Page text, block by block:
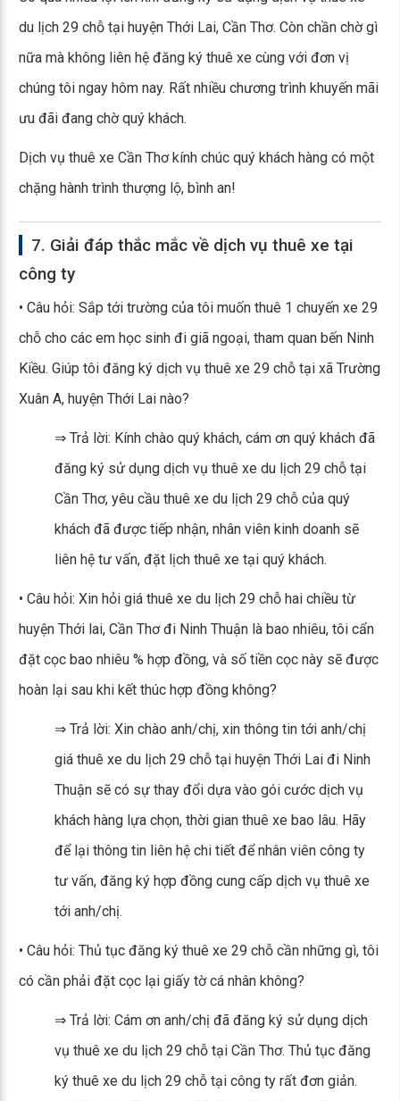
du lịch 29 chỗ tại huyện Thới Lai, Cần Thơ. Còn chần chờ gì
nữa mà không liên hệ đăng ký thuê xe cùng với đơn vị
chúng tôi ngay hôm nay. Rất nhiều chương trình khuyến mãi
ưu đãi đang chờ quý khách.
Dịch vụ thuê xe Cần Thơ kính chúc quý khách hàng có một
chặng hành trình thượng lộ, bình an!
7. Giải đáp thắc mắc về dịch vụ thuê xe tại
công ty
• Câu hỏi: Sắp tới trường của tôi muốn thuê 1 chuyến xe 29
chỗ cho các em học sinh đi giã ngoại, tham quan bến Ninh
Kiều. Giúp tôi đăng ký dịch vụ thuê xe 29 chỗ tại xã Trường
Xuân A, huyện Thới Lai nào?
⇒ Trả lời: Kính chào quý khách, cám ơn quý khách đã
đăng ký sử dụng dịch vụ thuê xe du lịch 29 chỗ tại
Cần Thơ, yêu cầu thuê xe du lịch 29 chỗ của quý
khách đã được tiếp nhận, nhân viên kinh doanh sẽ
liên hệ tư vấn, đặt lịch thuê xe tại quý khách.
• Câu hỏi: Xin hỏi giá thuê xe du lịch 29 chỗ hai chiều từ
huyện Thới lai, Cần Thơ đi Ninh Thuận là bao nhiêu, tôi cẩn
đặt cọc bao nhiêu % hợp đồng, và số tiền cọc này sẽ được
hoàn lại sau khi kết thúc hợp đồng không?
⇒ Trả lời: Xin chào anh/chị, xin thông tin tới anh/chị
giá thuê xe du lịch 29 chỗ tại huyện Thới Lai đi Ninh
Thuận sẽ có sự thay đổi dựa vào gói cước dịch vụ
khách hàng lựa chọn, thời gian thuê xe bao lâu. Hãy
để lại thông tin liên hệ chi tiết để nhân viên công ty
tư vấn, đăng ký hợp đồng cung cấp dịch vụ thuê xe
tới anh/chị.
• Câu hỏi: Thủ tục đăng ký thuê xe 29 chỗ cần những gì, tôi
có cần phải đặt cọc lại giấy tờ cá nhân không?
⇒ Trả lời: Cám ơn anh/chị đã đăng ký sử dụng dịch
vụ thuê xe du lịch 29 chỗ tại Cần Thơ. Thủ tục đăng
ký thuê xe du lịch 29 chỗ tại công ty rất đơn giản.